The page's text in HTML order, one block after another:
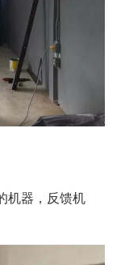
机器，反馈机